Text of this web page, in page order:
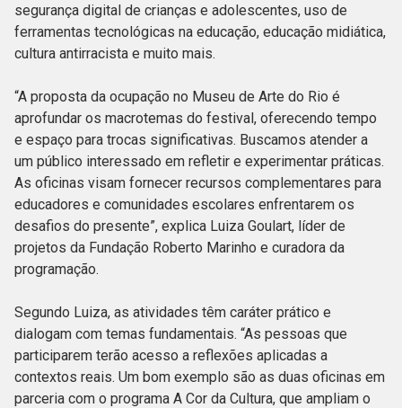
segurança digital de crianças e adolescentes, uso de
ferramentas tecnológicas na educação, educação midiática,
cultura antirracista e muito mais.
“A proposta da ocupação no Museu de Arte do Rio é
aprofundar os macrotemas do festival, oferecendo tempo
e espaço para trocas significativas. Buscamos atender a
um público interessado em refletir e experimentar práticas.
As oficinas visam fornecer recursos complementares para
educadores e comunidades escolares enfrentarem os
desafios do presente”, explica Luiza Goulart, líder de
projetos da Fundação Roberto Marinho e curadora da
programação.
Segundo Luiza, as atividades têm caráter prático e
dialogam com temas fundamentais. “As pessoas que
participarem terão acesso a reflexões aplicadas a
contextos reais. Um bom exemplo são as duas oficinas em
parceria com o programa A Cor da Cultura, que ampliam o